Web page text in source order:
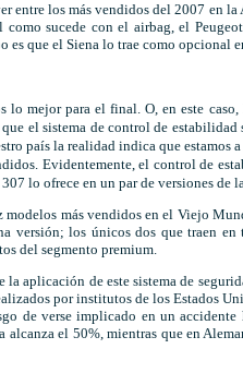
entre los más vendidos del 2007 en
como sucede con el airbag, el
es que el Siena lo trae como opcional
lo mejor para el final. O, en este
el sistema de control de
país la realidad indica que estamos
Evidentemente, el control de
lo ofrece en un par de versiones de
modelos más vendidos en el Viejo
versión; los únicos dos que traen
del segmento premium.
la aplicación de este sistema de
por institutos de los Estados
de verse implicado en un
alcanza el 50%, mientras que en